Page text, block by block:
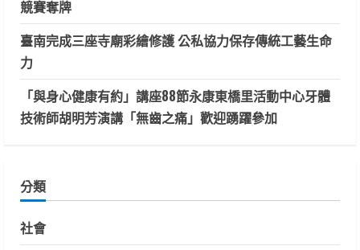
競賽奪牌
臺南完成三座寺廟彩繪修護 公私協力保存傳統工藝生命
力
「與身心健康有約」講座88節永康東橋里活動中心牙體
技術師胡明芳演講「無齒之痛」歡迎踴躍參加
分類
社會